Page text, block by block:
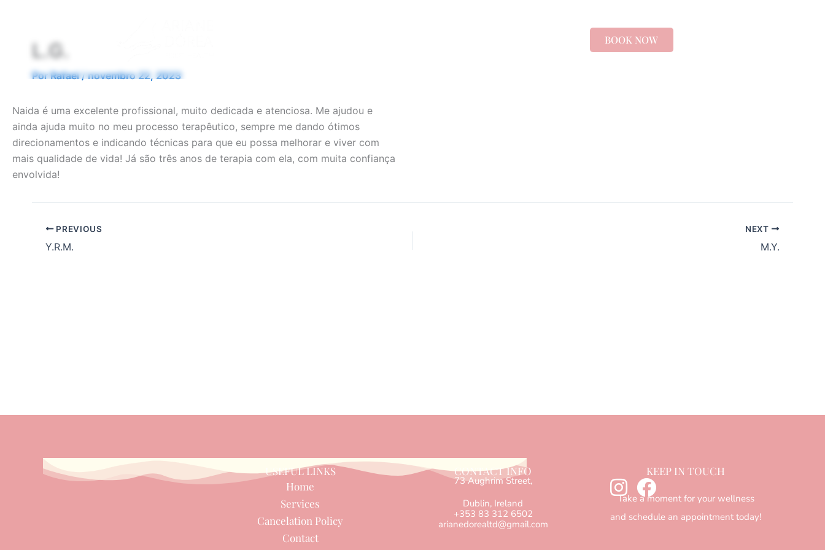
BOOK NOW
L.G.
PorRafael/novembro 22, 2023
Naida é uma excelente profissional, muito dedicada e atenciosa. Me ajudou e
ainda ajuda muito no meu processo terapêutico, sempre me dando ótimos
direcionamentos e indicando técnicas para que eu possa melhorar e viver com
mais qualidade de vida! Já são três anos de terapia com ela, com muita confiança
envolvida!
PREVIOUS
Y.R.M.
NEXT
M.Y.
USEFUL LINKS
Home
Services
Cancelation Policy
Contact
CONTACT INFO
73 Aughrim Street,
Dublin, Ireland
+353 83 312 6502
arianedorealtd@gmail.com
KEEP IN TOUCH
Take a moment for your wellness
and schedule an appointment today!